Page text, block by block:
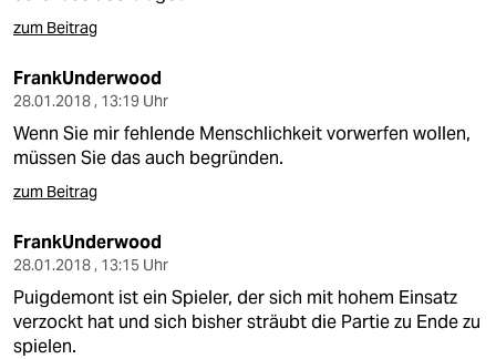
zum Beitrag
FrankUnderwood
28.01.2018 , 13:19 Uhr
Wenn Sie mir fehlende Menschlichkeit vorwerfen wollen,
müssen Sie das auch begründen.
zum Beitrag
FrankUnderwood
28.01.2018 , 13:15 Uhr
Puigdemont ist ein Spieler, der sich mit hohem Einsatz
verzockt hat und sich bisher sträubt die Partie zu Ende zu
spielen.